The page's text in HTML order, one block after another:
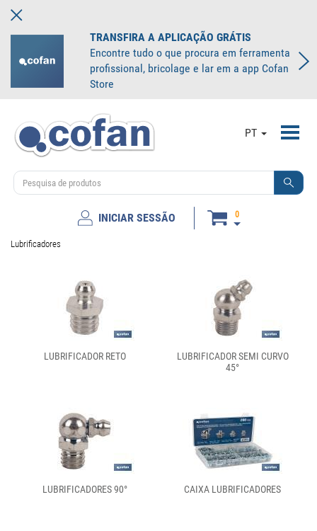
TRANSFIRA A APLICAÇÃO GRÁTIS
Encontre tudo o que procura em ferramenta
profissional, bricolage e lar em a app Cofan
Store
PT
INICIAR SESSÃO 0
Lubrificadores
LUBRIFICADOR RETO
LUBRIFICADOR SEMI CURVO
45°
LUBRIFICADORES 90° CAIXA LUBRIFICADORES